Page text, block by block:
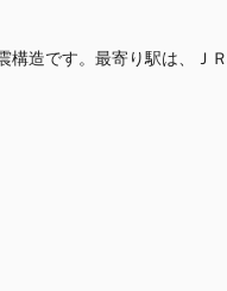
構造です。最寄り駅は、Ｊ